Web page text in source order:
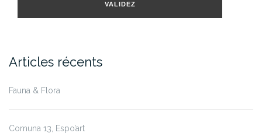
VALIDEZ
Articles récents
Fauna & Flora
Comuna 13, Espo’art